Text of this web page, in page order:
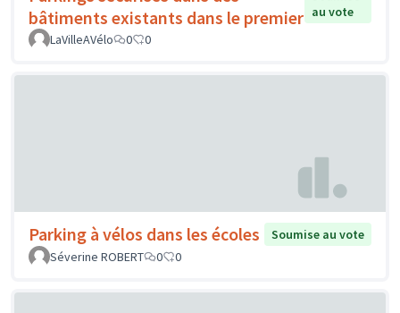
bâtiments existants dans le premier au vote
LaVilleAVélo
0 0
Parking à vélos dans les écoles
Soumise au vote
Séverine ROBERT
0 0